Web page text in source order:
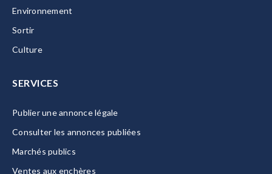
Environnement
Sortir
Culture
SERVICES
Publier une annonce légale
Consulter les annonces publiées
Marchés publics
Ventes aux enchères